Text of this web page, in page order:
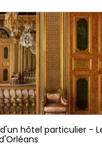
hôtel particulier -